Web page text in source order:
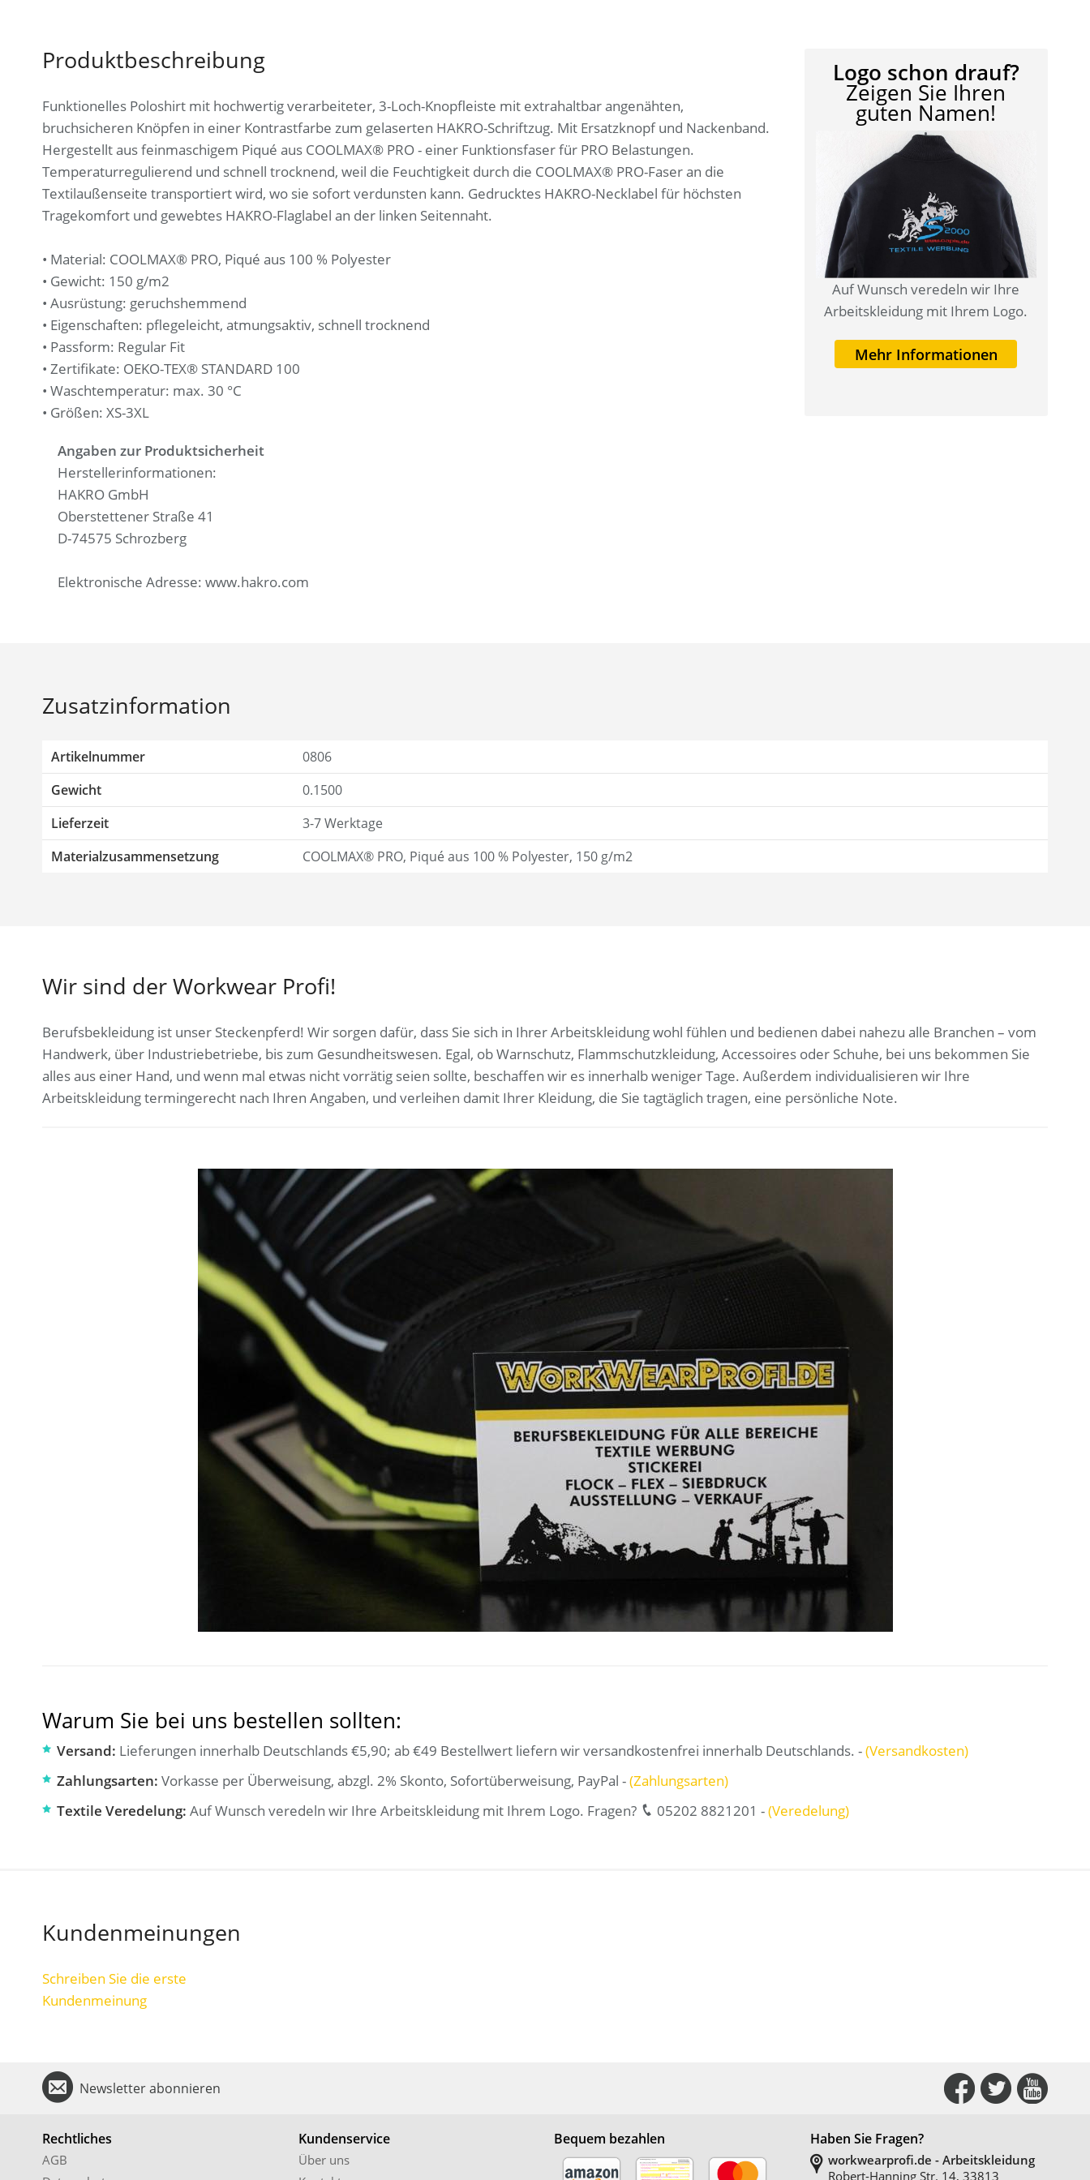
Logo schon drauf?
Zeigen Sie Ihren
guten Namen!
Auf Wunsch veredeln wir Ihre
Arbeitskleidung mit Ihrem Logo.
Mehr Informationen
Produktbeschreibung
Funktionelles Poloshirt mit hochwertig verarbeiteter, 3-Loch-Knopfleiste mit extrahaltbar angenähten,
bruchsicheren Knöpfen in einer Kontrastfarbe zum gelaserten HAKRO-Schriftzug. Mit Ersatzknopf und Nackenband.
Hergestellt aus feinmaschigem Piqué aus COOLMAX® PRO - einer Funktionsfaser für PRO Belastungen.
Temperaturregulierend und schnell trocknend, weil die Feuchtigkeit durch die COOLMAX® PRO-Faser an die
Textilaußenseite transportiert wird, wo sie sofort verdunsten kann. Gedrucktes HAKRO-Necklabel für höchsten
Tragekomfort und gewebtes HAKRO-Flaglabel an der linken Seitennaht.
• Material: COOLMAX® PRO, Piqué aus 100 % Polyester
• Gewicht: 150 g/m2
• Ausrüstung: geruchshemmend
• Eigenschaften: pflegeleicht, atmungsaktiv, schnell trocknend
• Passform: Regular Fit
• Zertifikate: OEKO-TEX® STANDARD 100
• Waschtemperatur: max. 30 °C
• Größen: XS-3XL
Angaben zur Produktsicherheit
Herstellerinformationen:
HAKRO GmbH
Oberstettener Straße 41
D-74575 Schrozberg
Elektronische Adresse: www.hakro.com
Zusatzinformation
Artikelnummer
0806
Gewicht
0.1500
Lieferzeit
3-7 Werktage
Materialzusammensetzung
COOLMAX® PRO, Piqué aus 100 % Polyester, 150 g/m2
Wir sind der Workwear Profi!
Berufsbekleidung ist unser Steckenpferd! Wir sorgen dafür, dass Sie sich in Ihrer Arbeitskleidung wohl fühlen und bedienen dabei nahezu alle Branchen – vom
Handwerk, über Industriebetriebe, bis zum Gesundheitswesen. Egal, ob Warnschutz, Flammschutzkleidung, Accessoires oder Schuhe, bei uns bekommen Sie
alles aus einer Hand, und wenn mal etwas nicht vorrätig seien sollte, beschaffen wir es innerhalb weniger Tage. Außerdem individualisieren wir Ihre
Arbeitskleidung termingerecht nach Ihren Angaben, und verleihen damit Ihrer Kleidung, die Sie tagtäglich tragen, eine persönliche Note.
Warum Sie bei uns bestellen sollten:
Versand: Lieferungen innerhalb Deutschlands €5,90; ab €49 Bestellwert liefern wir versandkostenfrei innerhalb Deutschlands. -(Versandkosten)
Zahlungsarten: Vorkasse per Überweisung, abzgl. 2% Skonto, Sofortüberweisung, PayPal -(Zahlungsarten)
Textile Veredelung: Auf Wunsch veredeln wir Ihre Arbeitskleidung mit Ihrem Logo. Fragen? 05202 8821201 -(Veredelung)
Kundenmeinungen
Schreiben Sie die erste
Kundenmeinung
Newsletter abonnieren
Us
Us
Connect
Us
Rechtliches
AGB
Kundenservice
Über uns
Bequem bezahlen Haben Sie Fragen?
workwearprofi.de - Arbeitskleidung
Robert-Hanning Str. 14, 33813